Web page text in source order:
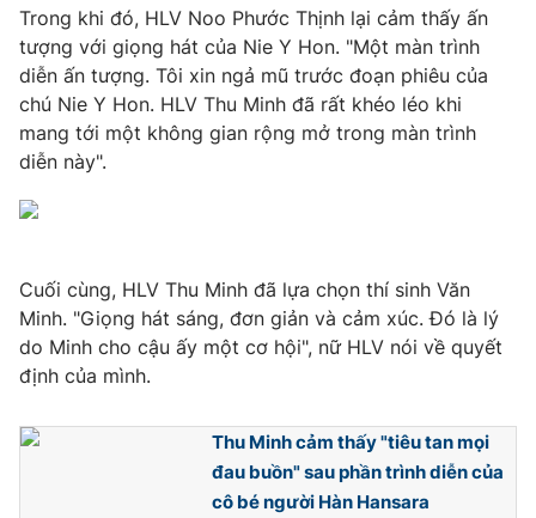
Video Shorts video
VTV Money VTV Thể thao
VTV Sức khoẻ Bất động sản
Thị trường 24h
VTV4 Vươn mình bằng AI
VTV9 VTV8
Liên hệ tòa soạn English
Trong khi đó, HLV Noo Phước Thịnh lại cảm thấy ấn
tượng với giọng hát của Nie Y Hon. "Một màn trình
diễn ấn tượng. Tôi xin ngả mũ trước đoạn phiêu của
chú Nie Y Hon. HLV Thu Minh đã rất khéo léo khi
mang tới một không gian rộng mở trong màn trình
diễn này".
Cuối cùng, HLV Thu Minh đã lựa chọn thí sinh Văn
Minh. "Giọng hát sáng, đơn giản và cảm xúc. Đó là lý
do Minh cho cậu ấy một cơ hội", nữ HLV nói về quyết
định của mình.
Thu Minh cảm thấy "tiêu tan mọi
đau buồn" sau phần trình diễn của
cô bé người Hàn Hansara